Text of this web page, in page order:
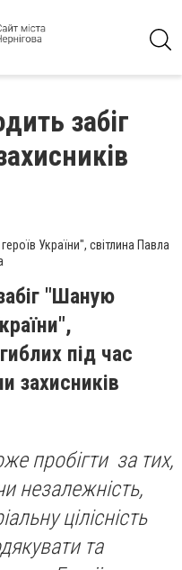
забіг
України", світлина Павла
"Шаную
під час
захисників
пробігти за тих,
незалежність,
цілісність
та